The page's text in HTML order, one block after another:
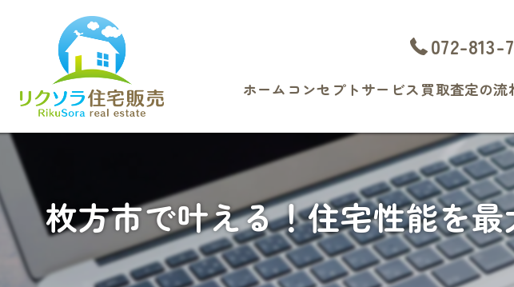
072-813-
ホーム コンセプト サービス
よくある質問
買取査定の流
枚方市で叶える！住宅性能を